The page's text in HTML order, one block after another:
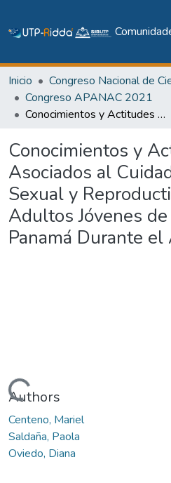
Inicio
Congreso APANAC 2021
Conocimientos y Actitudes Asociados al Cuidado de la Salud Sexual y Reproductiva en los Adultos Jóvenes de la Ciudad de Panamá Durante el Año 2021
Conocimientos y
Asociados al
Sexual y
Adultos Jóvenes
Panamá Durante
Cargando...
Authors
Centeno, Mariel
Saldaña, Paola
Oviedo, Diana